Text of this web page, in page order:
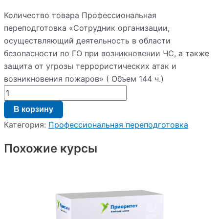
Количество товара Профессиональная
переподготовка «Сотрудник организации,
осуществляющий деятельность в области
безопасности по ГО при возникновении ЧС, а также
защита от угрозы террористических атак и
возникновения пожаров» ( Объем 144 ч.)
В корзину
Категория: Профессиональная переподготовка
Похожие курсы